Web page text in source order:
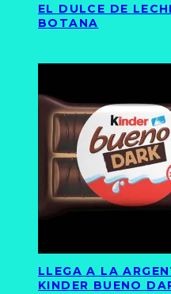
EL DULCE DE
BOTANA
LLEGA A LA
KINDER BUENO